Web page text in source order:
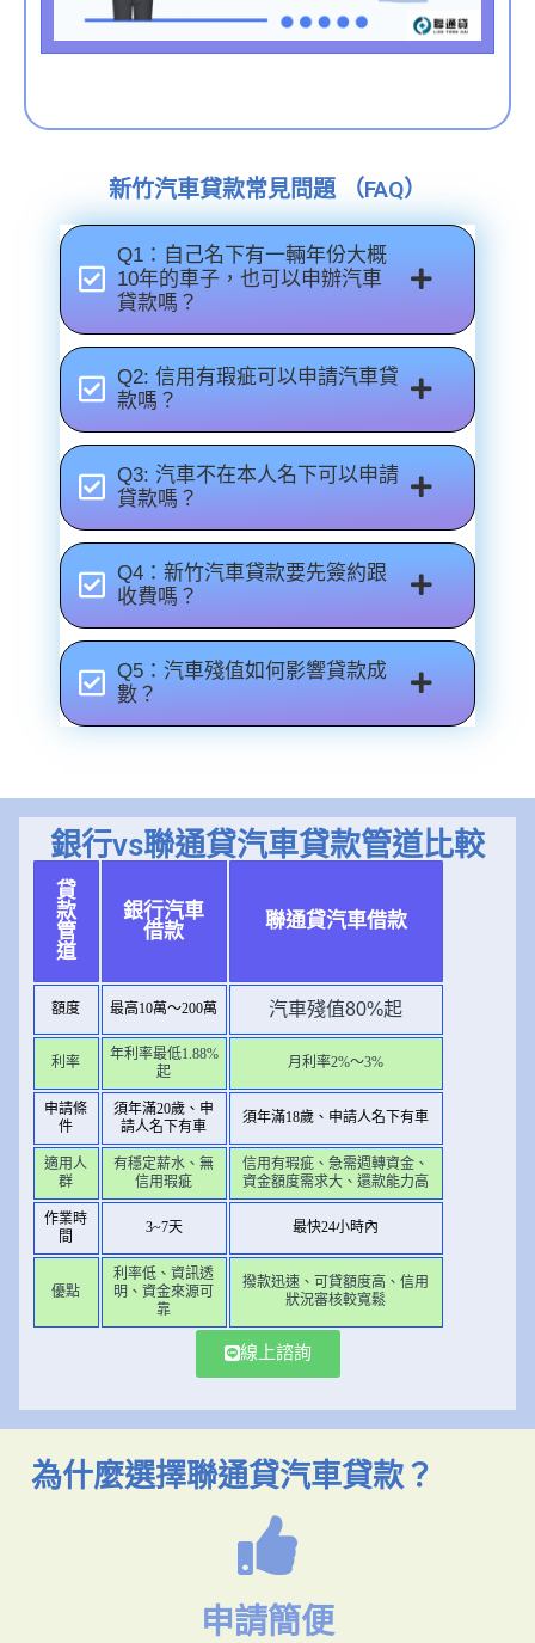
新竹汽車貸款常見問題 （FAQ）
Q1：自己名下有一輛年份大概
10年的車子，也可以申辦汽車
貸款嗎？
Q2: 信用有瑕疵可以申請汽車貸
款嗎？
Q3: 汽車不在本人名下可以申請
貸款嗎？
Q4：新竹汽車貸款要先簽約跟
收費嗎？
Q5：汽車殘值如何影響貸款成
數？
銀行vs聯通貸汽車貸款管道比較
貸
款
管
道
銀行汽車
借款
聯通貸汽車借款
額度 最高10萬～200萬 汽車殘值80%起
利率
年利率最低1.88%
起
月利率2%～3%
申請條
件
須年滿20歲、申
請人名下有車
須年滿18歲、申請人名下有車
適用人
群
有穩定薪水、無
信用瑕疵
信用有瑕疵、急需週轉資金、
資金額度需求大、還款能力高
作業時
間
3~7天 最快24小時內
優點
利率低、資訊透
明、資金來源可
靠
撥款迅速、可貸額度高、信用
狀況審核較寬鬆
線上諮詢
為什麼選擇聯通貸汽車貸款？
申請簡便